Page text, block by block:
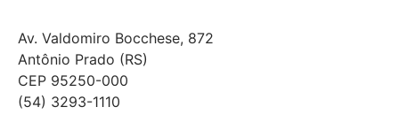
Av. Valdomiro Bocchese, 872
Antônio Prado (RS)
CEP 95250-000
(54) 3293-1110